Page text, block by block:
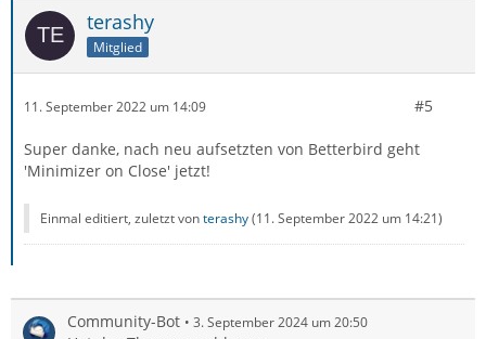
terashy
Mitglied
11. September 2022 um 14:09 #5
Super danke, nach neu aufsetzten von Betterbird geht
'Minimizer on Close' jetzt!
Einmal editiert, zuletzt vonterashy(11. September 2022 um 14:21)
Community-Bot 3. September 2024 um 20:50